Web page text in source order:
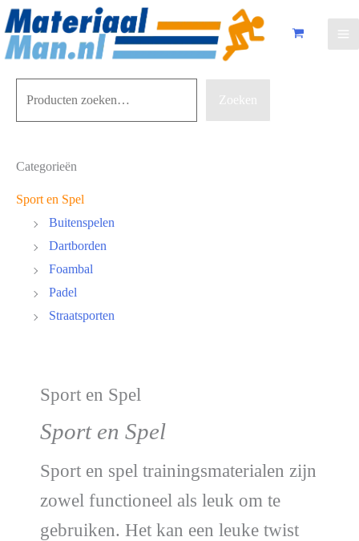
Zoeken
Categorieën
Sport en Spel
Buitenspelen
Dartborden
Foambal
Padel
Straatsporten
Sport en Spel
Sport en Spel
Sport en spel trainingsmaterialen zijn
zowel functioneel als leuk om te
gebruiken. Het kan een leuke twist